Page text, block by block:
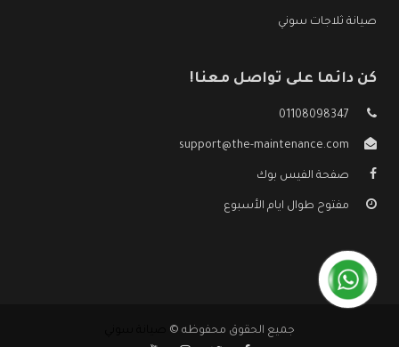
صيانة ثلاجات سوني
كن دائما على تواصل معنا!
01108098347
support@the-maintenance.com
صفحة الفيس بوك
مفتوح طوال ايام الأسبوع
جميع الحقوق محفوظه ©